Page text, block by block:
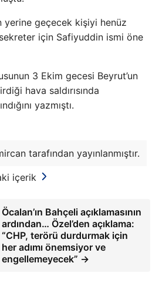
yerine geçecek kişiyi henüz
için Safiyuddin ismi öne
3 Ekim gecesi Beyrut’un
hava saldırısında
yazmıştı.
tarafından yayınlanmıştır.
içerik
Öcalan’ın Bahçeli açıklamasının
ardından… Özel’den açıklama:
“CHP, terörü durdurmak için
her adımı önemsiyor ve
engellemeyecek” →